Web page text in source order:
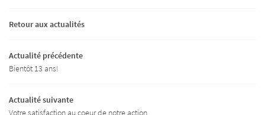
DE LA MAISON
Retour aux actualités
Actualité précédente
Bientôt 13 ans!
Actualité suivante
Votre satisfaction au coeur de notre action